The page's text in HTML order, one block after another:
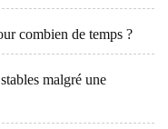
combien de temps ?
malgré une